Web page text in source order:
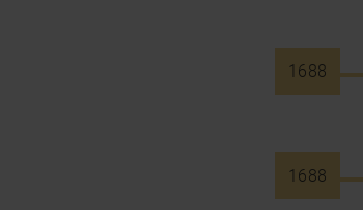
1688
1688